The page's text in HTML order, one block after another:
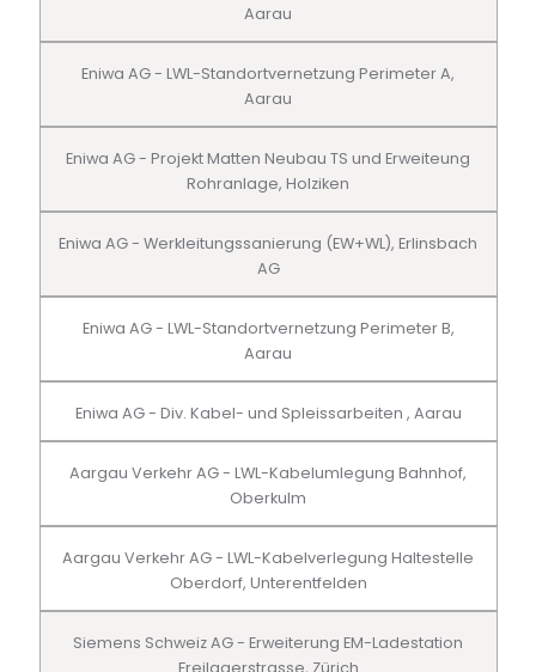
Aarau
Eniwa AG - LWL-Standortvernetzung Perimeter A,
Aarau
Eniwa AG - Projekt Matten Neubau TS und Erweiteung
Rohranlage, Holziken
Eniwa AG - Werkleitungssanierung (EW+WL), Erlinsbach
AG
Eniwa AG - LWL-Standortvernetzung Perimeter B,
Aarau
Eniwa AG - Div. Kabel- und Spleissarbeiten , Aarau
Aargau Verkehr AG - LWL-Kabelumlegung Bahnhof,
Oberkulm
Aargau Verkehr AG - LWL-Kabelverlegung Haltestelle
Oberdorf, Unterentfelden
Siemens Schweiz AG - Erweiterung EM-Ladestation
Freilagerstrasse, Zürich